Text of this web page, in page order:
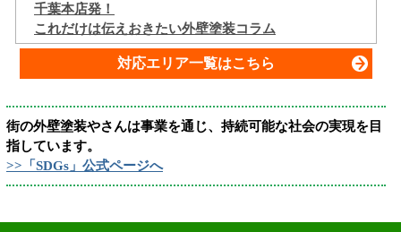
千葉本店発！
これだけは伝えおきたい外壁塗装コラム
対応エリア一覧はこちら
街の外壁塗装やさんは事業を通じ、持続可能な社会の実現を目
指しています。
>>「SDGs」公式ページへ